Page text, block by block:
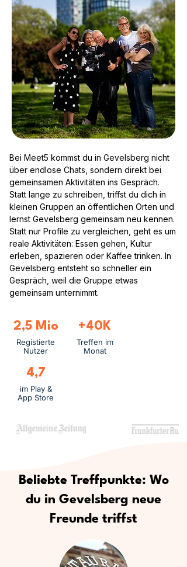
Bei Meet5 kommst du in Gevelsberg nicht
über endlose Chats, sondern direkt bei
gemeinsamen Aktivitäten ins Gespräch.
Statt lange zu schreiben, triffst du dich in
kleinen Gruppen an öffentlichen Orten und
lernst Gevelsberg gemeinsam neu kennen.
Statt nur Profile zu vergleichen, geht es um
reale Aktivitäten: Essen gehen, Kultur
erleben, spazieren oder Kaffee trinken. In
Gevelsberg entsteht so schneller ein
Gespräch, weil die Gruppe etwas
gemeinsam unternimmt.
2,5 Mio
Registierte
Nutzer
+40K
Treffen im
Monat
4,7
im Play &
App Store
Beliebte Treffpunkte: Wo
du in Gevelsberg neue
Freunde triffst